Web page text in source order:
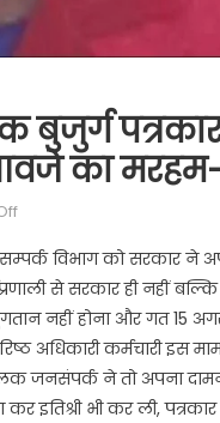
का
on
संचालनालय
में
एक
बुजुर्ग
पत्रकार
की
विभाग को सरकार ने
से सरकार ही नहीं
नहीं होना और गत 15
अधिकारी कर्मचारी इस
जनसंपर्क ने तो अपना
इतिश्री भी कर ली,